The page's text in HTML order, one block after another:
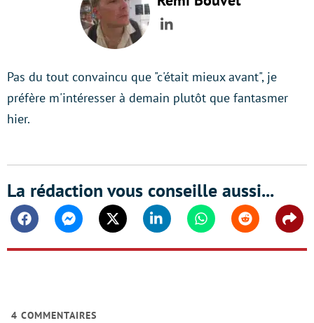
LinkedIn
Pas du tout convaincu que "c'était mieux avant", je
préfère m'intéresser à demain plutôt que fantasmer
hier.
La rédaction vous conseille aussi...
FacebookMessengerTwitter Linkedin WhatsappReddit
4 COMMENTAIRES